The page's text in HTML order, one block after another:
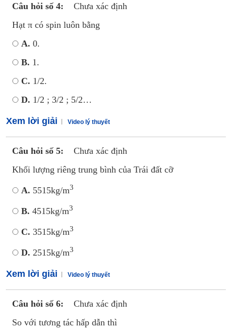
Câu hỏi số 4:
Chưa xác định
Hạt π có spin luôn bằng
A. 0.
B. 1.
C. 1/2.
D. 1/2 ; 3/2 ; 5/2…
Xem lời giải Video lý thuyết
Câu hỏi số 5:
Chưa xác định
Khối lượng riêng trung bình của Trái đất cỡ
A. 5515kg/m3
B. 4515kg/m3
C. 3515kg/m3
D. 2515kg/m3
Xem lời giải Video lý thuyết
Câu hỏi số 6:
Chưa xác định
So với tương tác hấp dẫn thì